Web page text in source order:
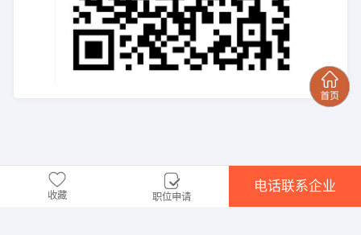
收藏 职位申请
电话联系企业